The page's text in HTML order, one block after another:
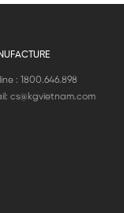
: 1800.646.898
cs@kgvietnam.com